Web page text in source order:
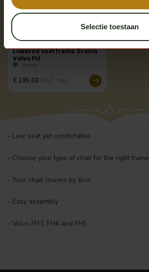
Selectie toestaan
Lowered seat frame Scania
Volvo FH
In stock
€ 195,00
- Low seat yet comfortable
- Choose your type of chair for the right frame
- Your chair lowers by 6cm
- Easy assembly
- Volvo FH3, FH4 and FH5